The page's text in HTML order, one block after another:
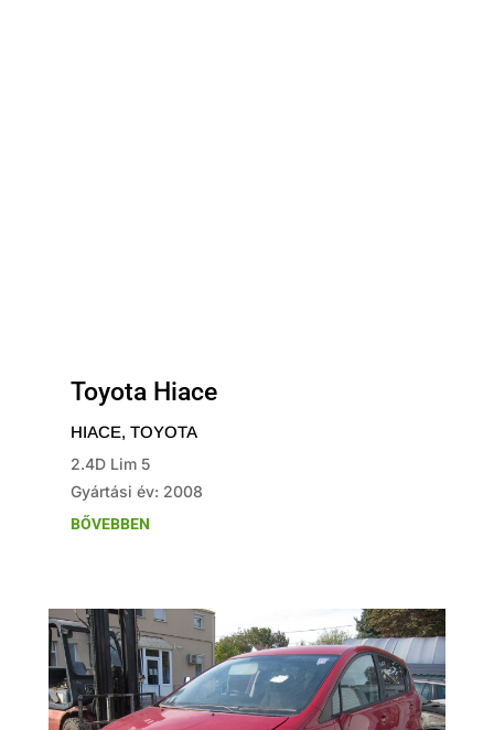
Toyota Hiace
HIACE, TOYOTA
2.4D Lim 5
Gyártási év: 2008
BŐVEBBEN